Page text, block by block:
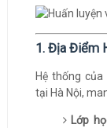
1. Địa Điểm
Hệ thống của
tại Hà Nội,
Lớp